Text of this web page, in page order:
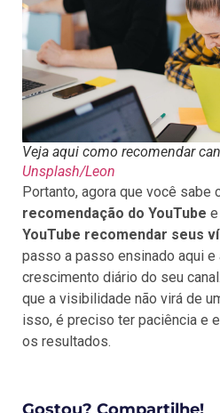
Veja aqui como recomendar
Unsplash/Leon
Portanto, agora que você sabe
recomendação do YouTube
YouTube recomendar seus
passo a passo ensinado aqui e
crescimento diário do seu
que a visibilidade não virá de
isso, é preciso ter paciência e
os resultados.